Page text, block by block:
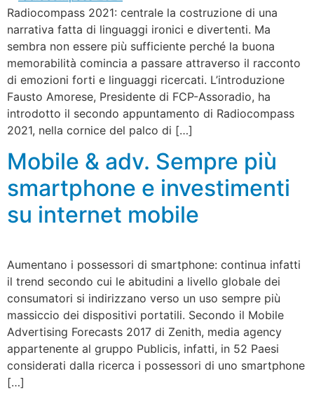
Radiocompass 2021: centrale la costruzione di una
narrativa fatta di linguaggi ironici e divertenti. Ma
sembra non essere più sufficiente perché la buona
memorabilità comincia a passare attraverso il racconto
di emozioni forti e linguaggi ricercati. L’introduzione
Fausto Amorese, Presidente di FCP-Assoradio, ha
introdotto il secondo appuntamento di Radiocompass
2021, nella cornice del palco di […]
Mobile & adv. Sempre più
smartphone e investimenti
su internet mobile
Aumentano i possessori di smartphone: continua infatti
il trend secondo cui le abitudini a livello globale dei
consumatori si indirizzano verso un uso sempre più
massiccio dei dispositivi portatili. Secondo il Mobile
Advertising Forecasts 2017 di Zenith, media agency
appartenente al gruppo Publicis, infatti, in 52 Paesi
considerati dalla ricerca i possessori di uno smartphone
[…]